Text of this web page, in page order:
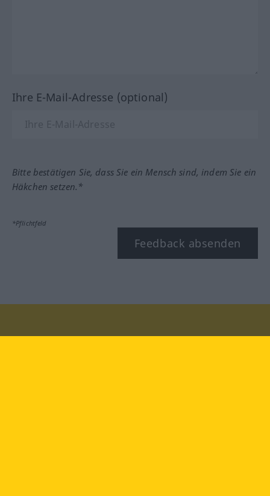
Ihre E-Mail-Adresse (optional)
Bitte bestätigen Sie, dass Sie ein Mensch sind, indem Sie ein
Häkchen setzen.*
*Pflichtfeld
Feedback absenden
Besuchen Sie uns auf: